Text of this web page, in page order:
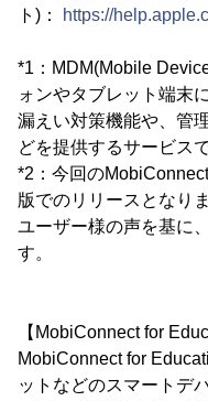
ト)：
https://
*1：MDM(Mobile
ォンやタブレット端末
漏えい対策機能や、管
どを提供するサービスで
*2：今回の
版でのリリースとなり
ユーザー様の声を基に
す。
【MobiConnect for
MobiConnect for
ットなどのスマートデ